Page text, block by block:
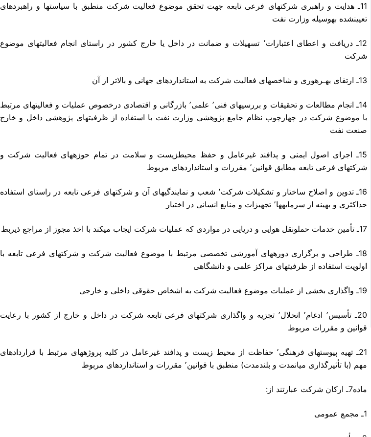
11ـ هدایت و راهبری شرکتهای فرعی تابعه جهت تحقق موضوع فعالیت شرکت منطبق با سیاستها و راهبردهای
تعیینشده بهوسیله وزارت نفت
12ـ دریافت و اعطای اعتبارات٬ تسهیلات و ضمانت در داخل یا خارج کشور در راستای انجام فعالیتهای موضوع
شرکت
13ـ ارتقای بهـرهوری و شاخصهای فعالیت شرکت به استانداردهای جهانی و بالاتر از آن
14ـ انجام مطالعات و تحقیقات و بررسیهای فنی٬ علمی٬ بازرگانی و اقتصادی درخصوص عملیات و فعالیتهای مرتبط
با موضوع شرکت در چهارچوب نظام جامع پژوهشی وزارت نفت با استفاده از ظرفیتهای پژوهشی داخل و خارج
صنعت نفت
15ـ اجرای اصول ایمنی و پدافند غیرعامل و حفظ محیطزیست و سلامت در تمام حوزههای فعالیت شرکت و
شرکتهای فرعی تابعه مطابق قوانین٬ مقررات و استانداردهای مربوط
16ـ تدوین و اصلاح ساختار و تشکیلات شرکت٬ شعب و نمایندگیهای آن و شرکتهای فرعی تابعه در راستای استفاده
حداکثری و بهینه از سرمایهها٬ تجهیزات و منابع انسانی در اختیار
17ـ تأمین خدمات حملونقل هوایی و دریایی در مواردی که عملیات شرکت ایجاب میکند با اخذ مجوز از مراجع ذیربط
18ـ طراحی و برگزاری دورههای آموزشی تخصصی مرتبط با موضوع فعالیت شرکت و شرکتهای فرعی تابعه با
اولویت استفاده از ظرفیتهای مراکز علمی و دانشگاهی
19ـ واگذاری بخشی از عملیات موضوع فعالیت شرکت به اشخاص حقوقی داخلی و خارجی
20ـ تأسیس٬ ادغام٬ انحلال٬ تجزیه و واگذاری شرکتهای فرعی تابعه شرکت در داخل و خارج از کشور با رعایت
قوانین و مقررات مربوط
21ـ تهیه پیوستهای فرهنگی٬ حفاظت از محیط زیست و پدافند غیرعامل در کلیه پروژههای مرتبط با قراردادهای
مهم (با تأثیرگذاری میانمدت و بلندمدت) منطبق با قوانین٬ مقررات و استانداردهای مربوط
ماده7ـ ارکان شرکت عبارتند از:
1ـ مجمع عمومی